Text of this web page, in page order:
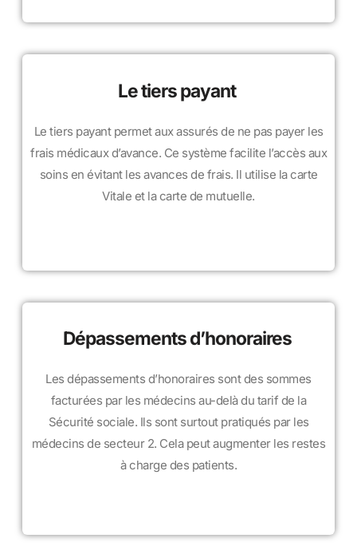
Le tiers payant
Le tiers payant permet aux assurés de ne pas payer les
frais médicaux d’avance. Ce système facilite l’accès aux
soins en évitant les avances de frais. Il utilise la carte
Vitale et la carte de mutuelle.
Dépassements d’honoraires
Les dépassements d’honoraires sont des sommes
facturées par les médecins au-delà du tarif de la
Sécurité sociale. Ils sont surtout pratiqués par les
médecins de secteur 2. Cela peut augmenter les restes
à charge des patients.